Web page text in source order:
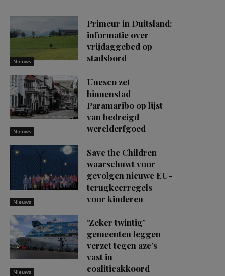
Nieuws
Primeur in Duitsland:
informatie over
vrijdaggebed op
stadsbord
Nieuws
Unesco zet
binnenstad
Paramaribo op lijst
van bedreigd
werelderfgoed
Nieuws
Save the Children
waarschuwt voor
gevolgen nieuwe EU-
terugkeerregels
voor kinderen
Nieuws
‘Zeker twintig’
gemeenten leggen
verzet tegen azc’s
vast in
coalitieakkoord